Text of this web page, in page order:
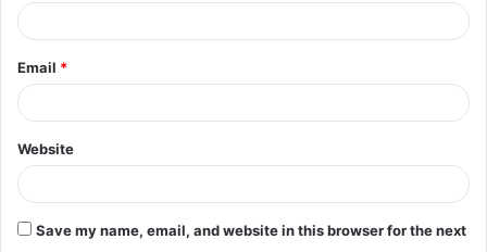
Email *
Website
Save my name, email, and website in this browser for the next